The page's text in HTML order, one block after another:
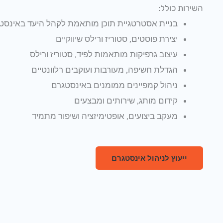
השירות כולל:
בניית אסטרטגיית תוכן מותאמת לקהל היעד
יצירת פוסטים, סטוריז ורילס שיווקיים
עיצוב גרפיקות מותאמות לפיד, סטוריז ורילס
הגדלת חשיפה, מעורבות ועוקבים רלוונטיים
ניהול קמפיינים ממומנים באינסטגרם
קידום מותג, שירותים ומבצעים
מעקב ביצועים, אופטימיזציה ושיפור מתמיד
ייעוץ לניהול אינסטגרם